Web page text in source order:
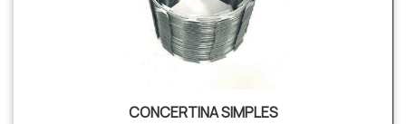
CONCERTINA SIMPLES